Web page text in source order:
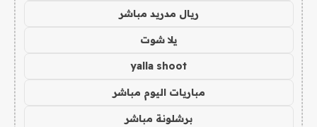
ريال مدريد مباشر
يلا شوت
yalla shoot
مباريات اليوم مباشر
برشلونة مباشر